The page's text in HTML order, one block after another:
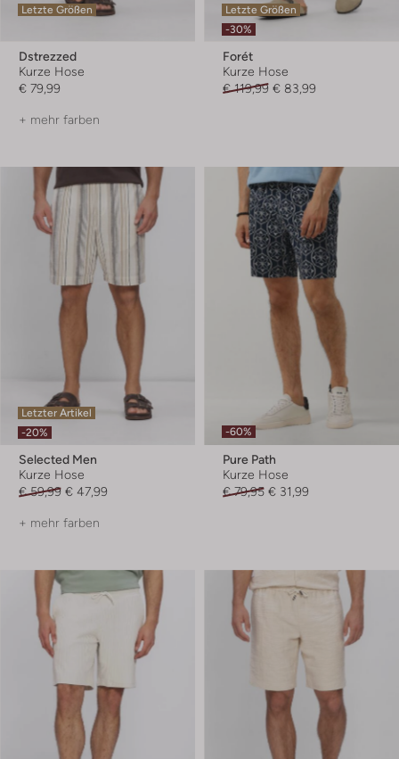
Letzte Größen
Dstrezzed
Kurze Hose
€ 79,99
+ mehr farben
Letzte Größen
-30%
Forét
Kurze Hose
€ 119,99 € 83,99
Letzter Artikel
-20%
Selected Men
Kurze Hose
€ 59,99 € 47,99
+ mehr farben
-60%
Pure Path
Kurze Hose
€ 79,95 € 31,99